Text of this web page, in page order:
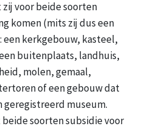
voor beide soorten
komen (mits zij dus een
kerkgebouw, kasteel,
buitenplaats, landhuis,
molen, gemaal,
of een gebouw dat
geregistreerd museum.
soorten subsidie voor